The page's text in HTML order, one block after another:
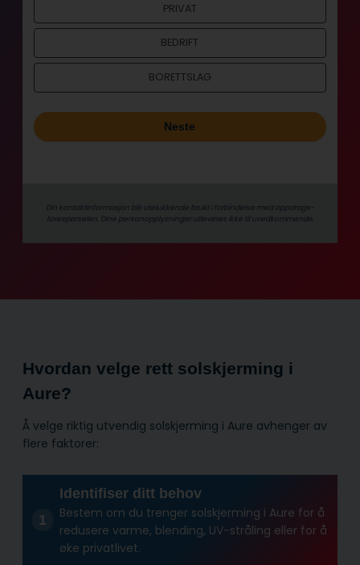
o
d
PRIVAT
BEDRIFT
BORETTSLAG
Neste
Din kontaktinformasjon blir utelukkende brukt i forbindelse med oppdrags­
forespørselen. Dine person­­opplysninger utleveres ikke til uvedkommende.
Hvordan velge rett solskjerming i
Aure?
Å velge riktig utvendig solskjerming i Aure avhenger av
flere faktorer:
Identifiser ditt behov
Bestem om du trenger solskjerming i Aure for å
redusere varme, blending, UV-stråling eller for å
øke privatlivet.